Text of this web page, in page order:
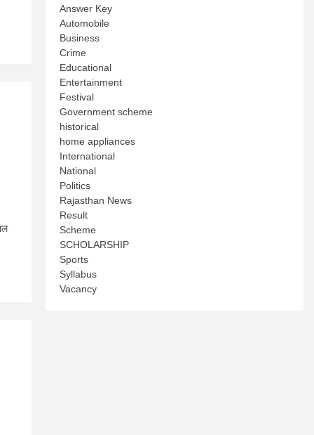
Answer Key
Automobile
Business
Crime
Educational
Entertainment
Festival
Government scheme
historical
home appliances
International
National
Politics
Rajasthan News
Result
Scheme
SCHOLARSHIP
Sports
Syllabus
Vacancy